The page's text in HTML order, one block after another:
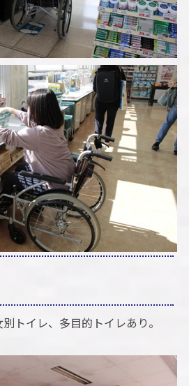
トイレ、多目的トイレあり。